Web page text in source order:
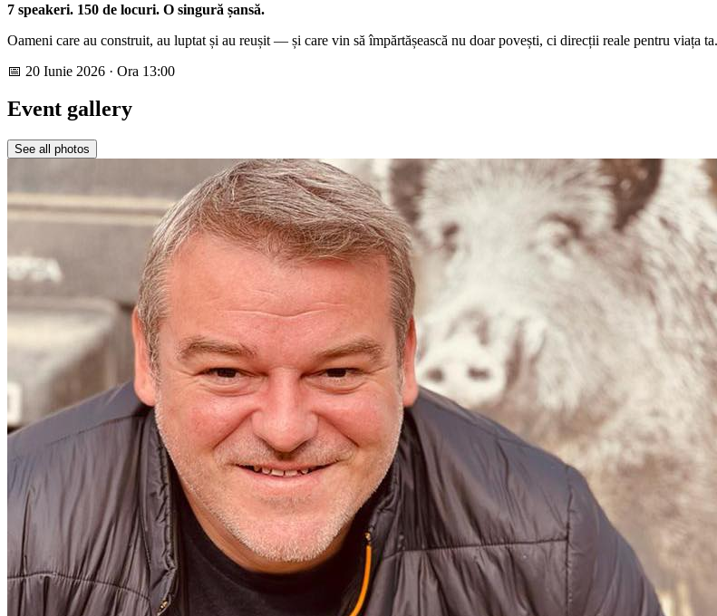
7 speakeri. 150 de locuri. O singură șansă.
Oameni care au construit, au luptat și au reușit — și care vin să împărtășească nu doar povești, ci direcții reale pentru viața ta.
📅 20 Iunie 2026 · Ora 13:00
Event gallery
See all photos